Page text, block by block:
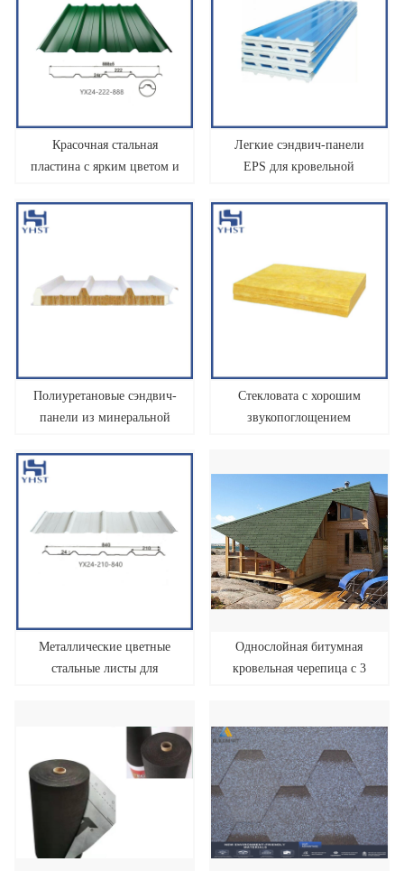
Красочная стальная
пластина с ярким цветом и
Легкие сэндвич-панели
EPS для кровельной
Полиуретановые сэндвич-
панели из минеральной
Стекловата с хорошим
звукопоглощением
Металлические цветные
стальные листы для
Однослойная битумная
кровельная черепица с 3